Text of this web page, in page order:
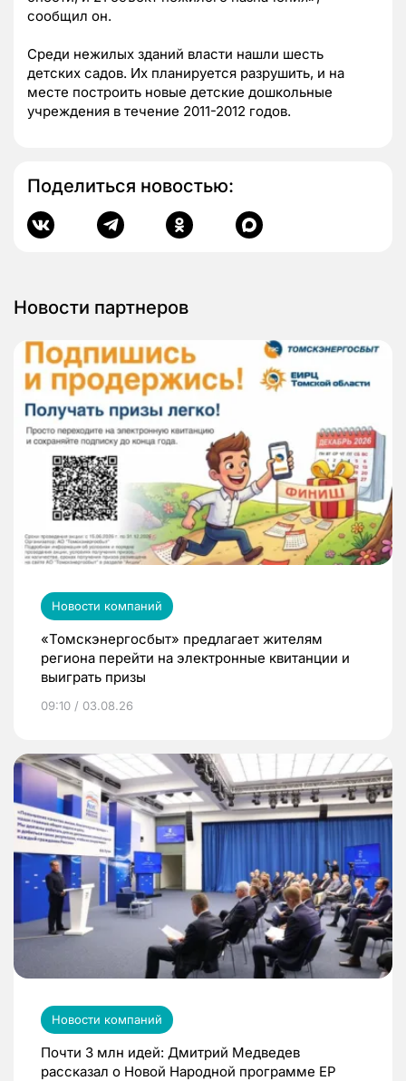
сообщил он.
Среди нежилых зданий власти нашли шесть
детских садов. Их планируется разрушить, и на
месте построить новые детские дошкольные
учреждения в течение 2011-2012 годов.
Поделиться новостью:
Новости партнеров
Новости компаний
«Томскэнергосбыт» предлагает жителям
региона перейти на электронные квитанции и
выиграть призы
09:10 / 03.08.26
Новости компаний
Почти 3 млн идей: Дмитрий Медведев
рассказал о Новой Народной программе ЕР